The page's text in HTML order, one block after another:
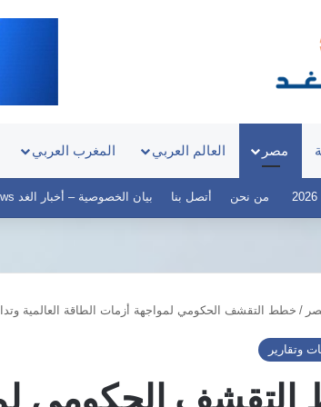
مصر العالم العربي المغرب العربي
من نحن أتصل بنا بيان الخصوصية – أخبار الغد Ghad News
/ خطط التقشف الحكومي لمواجهة أزمات الطاقة العالمية
وتقارير
ماسبيرو